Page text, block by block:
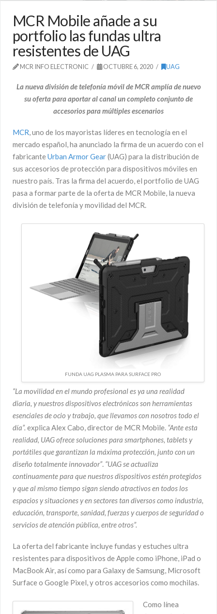
MCR Mobile añade a su
portfolio las fundas ultra
resistentes de UAG
MCR INFO ELECTRONIC OCTUBRE 6, 2020 UAG
La nueva división de telefonía móvil de MCR amplía de nuevo
su oferta para aportar al canal un completo conjunto de
accesorios para múltiples escenarios
MCR, uno de los mayoristas líderes en tecnología en el
mercado español, ha anunciado la firma de un acuerdo con el
fabricanteUrban Armor Gear(UAG) para la distribución de
sus accesorios de protección para dispositivos móviles en
nuestro país. Tras la firma del acuerdo, el portfolio de UAG
pasa a formar parte de la oferta de MCR Mobile, la nueva
división de telefonía y movilidad del MCR.
FUNDA UAG PLASMA PARA SURFACE PRO
“La movilidad en el mundo profesional es ya una realidad
diaria, y nuestros dispositivos electrónicos son herramientas
esencialesde ocio y trabajo, que llevamos con nosotros todo el
día”. explica Alex Cabo, director de MCR Mobile. “Ante esta
realidad, UAG ofrece soluciones para smartphones, tablets y
portátiles que garantizan la máxima protección, junto con un
diseño totalmente innovador” “UAG se actualiza
continuamente para que nuestros dispositivos estén protegidos
y que al mismo tiempo sigan siendo atractivos en todos los
espacios y situaciones y en sectores tan diversos como industria,
educación, transporte, sanidad, fuerzas y cuerpos de seguridad o
servicios de atención pública, entre otros”.
La oferta del fabricante incluye fundas y estuches ultra
resistentes para dispositivos de Apple como iPhone, iPad o
MacBook Air, así como para Galaxy de Samsung, Microsoft
Surface o Google Pixel, y otros accesorios como mochilas.
Como línea